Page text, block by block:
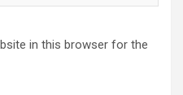
in this browser for the